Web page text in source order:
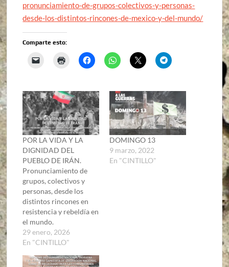
pronunciamiento-de-grupos-colectivos-y-personas-
desde-los-distintos-rincones-de-mexico-y-del-mundo/
Comparte esto:
POR LA VIDA Y LA
DIGNIDAD DEL
PUEBLO DE IRÁN.
Pronunciamiento de
grupos, colectivos y
personas, desde los
distintos rincones en
resistencia y rebeldía en
el mundo.
29 enero, 2026
En "CINTILLO"
DOMINGO 13
9 marzo, 2022
En "CINTILLO"